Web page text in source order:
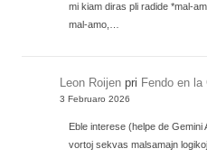
mi kiam diras pli radide *mal-
mal-amo,…
Leon Roijen pri Fendo en
3 Februaro 2026
Eble interese (helpe de
vortoj sekvas malsamajn